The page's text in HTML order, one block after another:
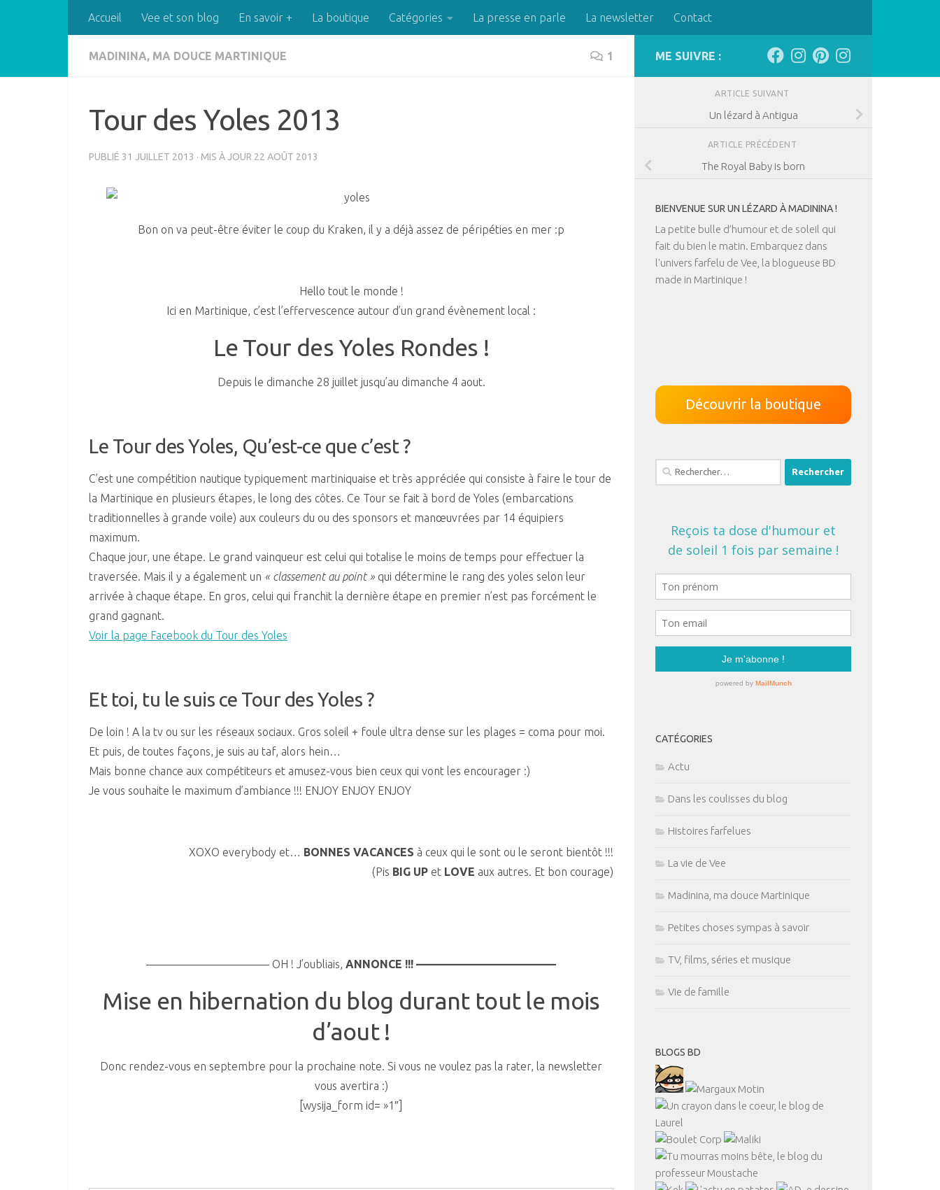
Skip to contentAccueil Vee et son blog En savoir + La boutique Catégories La presse en parle La newsletter Contact
MADININA, MA DOUCE MARTINIQUE 1
Tour des Yoles 2013
PUBLIÉ 31 JUILLET 2013 · MIS À JOUR 22 AOÛT 2013
Bon on va peut-être éviter le coup du Kraken, il y a déjà assez de péripéties en mer :p
Hello tout le monde !
Ici en Martinique, c’est l’effervescence autour d’un grand évènement local :
Le Tour des Yoles Rondes !
Depuis le dimanche 28 juillet jusqu’au dimanche 4 aout.
Le Tour des Yoles, Qu’est-ce que c’est ?
C’est une compétition nautique typiquement martiniquaise et très appréciée qui consiste à faire le tour de
la Martinique en plusieurs étapes, le long des côtes. Ce Tour se fait à bord de Yoles (embarcations
traditionnelles à grande voile) aux couleurs du ou des sponsors et manœuvrées par 14 équipiers
maximum.
Chaque jour, une étape. Le grand vainqueur est celui qui totalise le moins de temps pour effectuer la
traversée. Mais il y a également un « classement au point » qui détermine le rang des yoles selon leur
arrivée à chaque étape. En gros, celui qui franchit la dernière étape en premier n’est pas forcément le
grand gagnant.
Voir la page Facebook du Tour des Yoles
Et toi, tu le suis ce Tour des Yoles ?
De loin ! A la tv ou sur les réseaux sociaux. Gros soleil + foule ultra dense sur les plages = coma pour moi.
Et puis, de toutes façons, je suis au taf, alors hein…
Mais bonne chance aux compétiteurs et amusez-vous bien ceux qui vont les encourager :)
Je vous souhaite le maximum d’ambiance !!! ENJOY ENJOY ENJOY
XOXO everybody et… BONNES VACANCES à ceux qui le sont ou le seront bientôt !!!
(Pis BIG UP et LOVE aux autres. Et bon courage)
——————————— OH ! J’oubliais, ANNONCE !!! ————————————–
Mise en hibernation du blog durant tout le mois
d’aout !
Donc rendez-vous en septembre pour la prochaine note. Si vous ne voulez pas la rater, la newsletter
vous avertira :)
[wysija_form id= »1″]
ME SUIVRE :
ARTICLE SUIVANT
Un lézard à Antigua
ARTICLE PRÉCÉDENT
The Royal Baby is born
BIENVENUE SUR UN LÉZARD À MADININA !
La petite bulle d’humour et de soleil qui
fait du bien le matin. Embarquez dans
l'univers farfelu de Vee, la blogueuse BD
made in Martinique !
Découvrir la boutique
Rechercher :
CATÉGORIES
Actu
Dans les coulisses du blog
Histoires farfelues
La vie de Vee
Madinina, ma douce Martinique
Petites choses sympas à savoir
TV, films, séries et musique
Vie de famille
BLOGS BD